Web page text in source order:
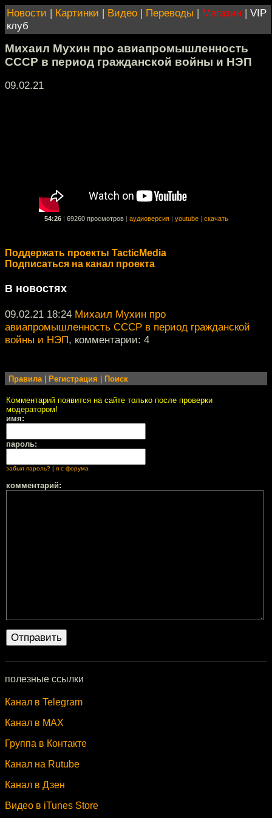
Новости | Картинки | Видео | Переводы | Магазин | VIP
клуб
Михаил Мухин про авиапромышленность
СССР в период гражданской войны и НЭП
09.02.21
54:26 69260 просмотров аудиоверсия youtube скачать
Поддержать проекты TacticMedia
Подписаться на канал проекта
В новостях
09.02.21 18:24 Михаил Мухин про
авиапромышленность СССР в период гражданской
войны и НЭП, комментарии: 4
Правила| Регистрация Поиск
Комментарий появится на сайте только после проверки
модератором!
имя:
пароль:
забыл пароль? я с форума
комментарий:
полезные ссылки
Канал в Telegram
Канал в MAX
Группа в Контакте
Канал на Rutube
Канал в Дзен
Видео в iTunes Store